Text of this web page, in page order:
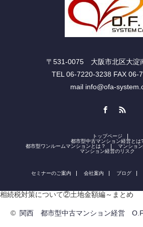
〒531-0075 大阪市北区大淀
TEL 06-7220-3238 FAX 06-
mail info@ofa-
トップページ
都市型中古マンション経営とは?
都市型ワンルームマンションとは？
マンショ
マンション経営のリスク
セミナーのご案内 会社案内 ブログ
相続税対策について②土地金額編～まとめ
© 関西 都市型中古マンション経営